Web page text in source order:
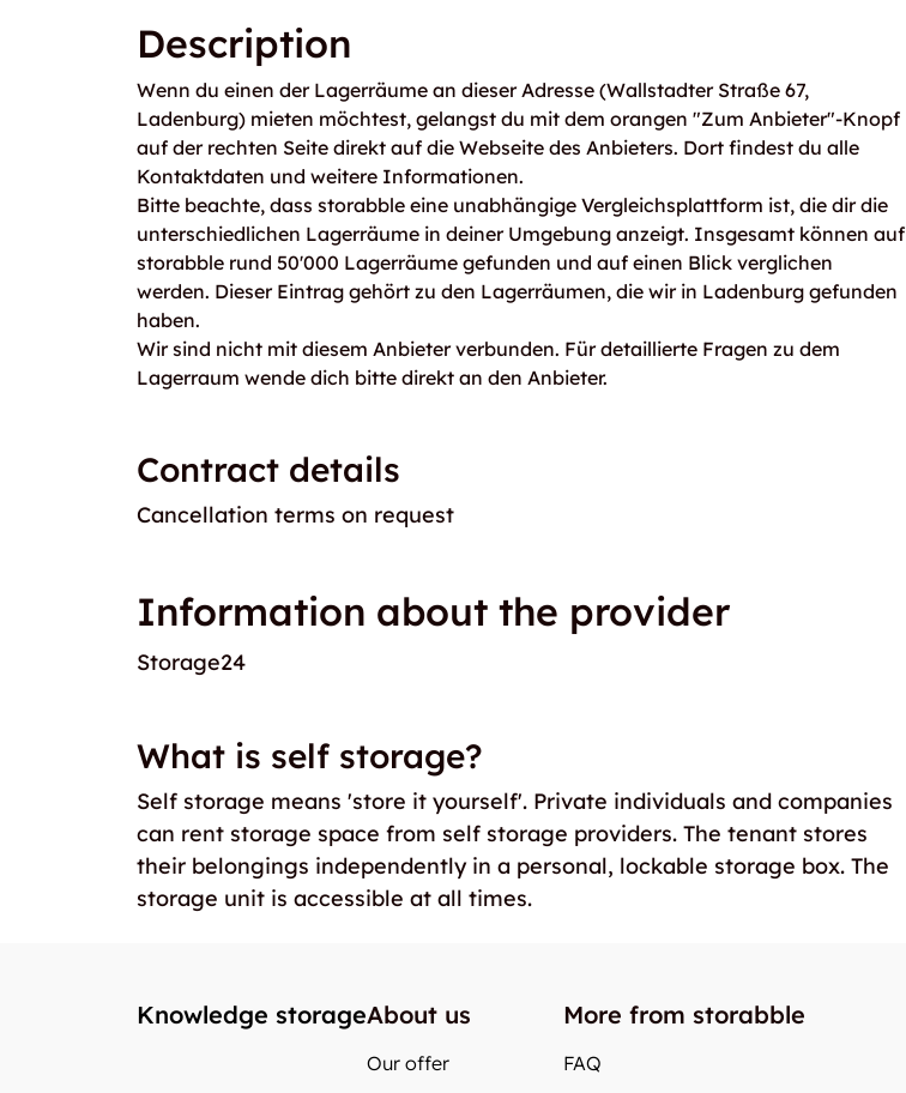
Description
Wenn du einen der Lagerräume an dieser Adresse (Wallstadter Straße 67,
Ladenburg) mieten möchtest, gelangst du mit dem orangen "Zum Anbieter"-Knopf
auf der rechten Seite direkt auf die Webseite des Anbieters. Dort findest du alle
Kontaktdaten und weitere Informationen.
Bitte beachte, dass storabble eine unabhängige Vergleichsplattform ist, die dir die
unterschiedlichen Lagerräume in deiner Umgebung anzeigt. Insgesamt können auf
storabble rund 50'000 Lagerräume gefunden und auf einen Blick verglichen
werden. Dieser Eintrag gehört zu den Lagerräumen, die wir in Ladenburg gefunden
haben.
Wir sind nicht mit diesem Anbieter verbunden. Für detaillierte Fragen zu dem
Lagerraum wende dich bitte direkt an den Anbieter.
Contract details
Cancellation terms on request
Information about the provider
Storage24
What is self storage?
Self storage means 'store it yourself'. Private individuals and companies
can rent storage space from self storage providers. The tenant stores
their belongings independently in a personal, lockable storage box. The
storage unit is accessible at all times.
Knowledge storageAbout us
Our offer
More from storabble
FAQ